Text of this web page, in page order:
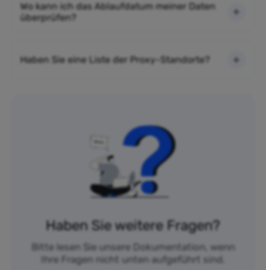
Wo kann ich das Ablaufdatum meiner Daten
überprüfen?
Haben Sie eine Liste der Proxy-Standorte?
Haben Sie weitere Fragen?
Bitte lesen Sie unsere Dokumentation, wenn
Ihre Fragen nicht unten aufgeführt sind.